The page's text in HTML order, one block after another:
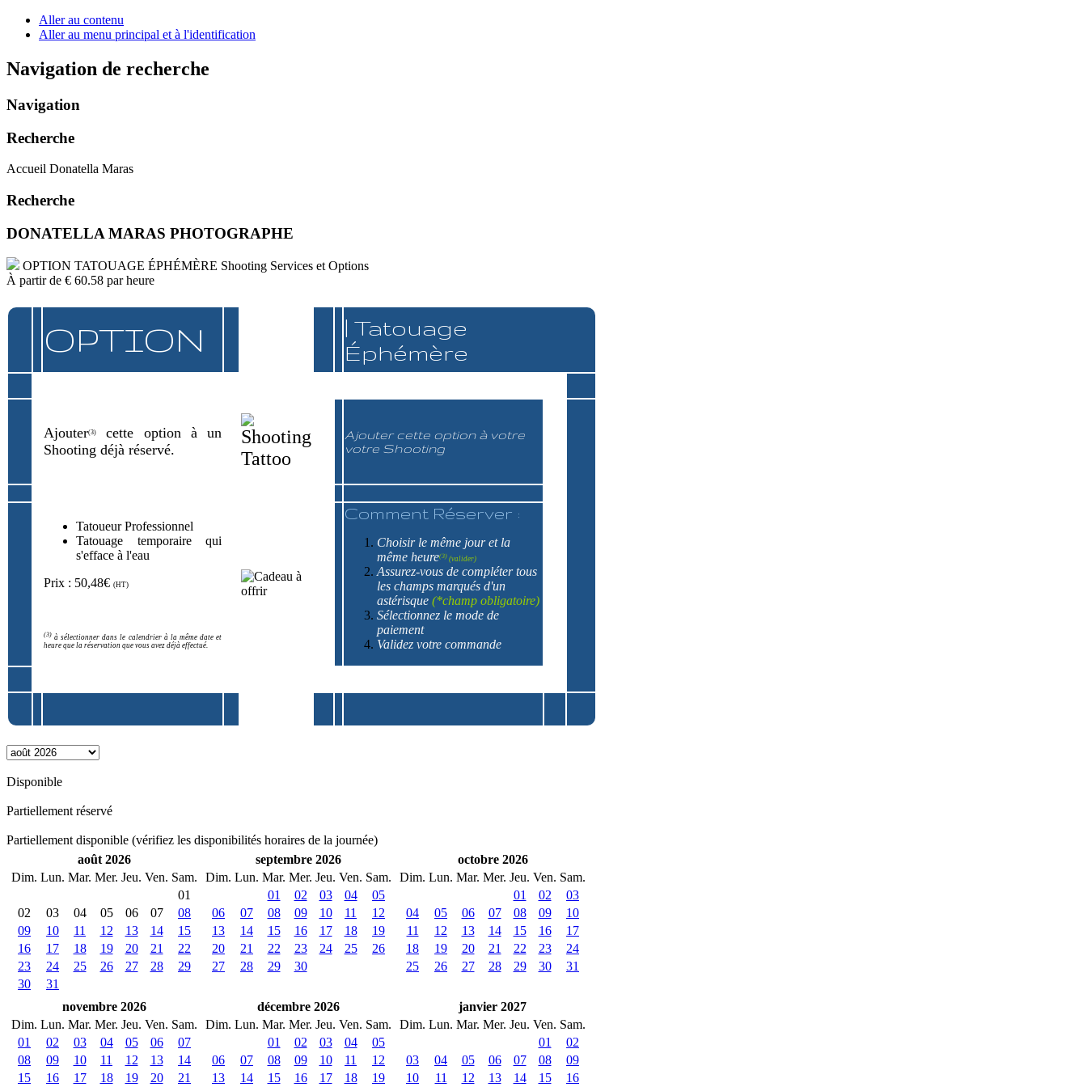
Aller au contenu
Aller au menu principal et à l'identification
Navigation de recherche
Navigation
Recherche
Accueil Donatella Maras
Recherche
DONATELLA MARAS PHOTOGRAPHE
OPTION TATOUAGE ÉPHÉMÈRE Shooting Services et Options
À partir de € 60.58 par heure
OPTION
| Tatouage
Éphémère
Ajouter(3)
cette option à un
Shooting déjà réservé.
Ajouter cette option à votre
votre Shooting
Tatoueur Professionnel
Tatouage temporaire qui
s'efface à l'eau
Prix : 50,48€ (HT)
(3) à sélectionner dans le calendrier à la même date et
heure que la réservation que vous avez déjà effectué.
Comment Réserver :
Choisir le même jour et la
même heure(3) (valider)
Assurez-vous de compléter tous
les champs marqués d'un
astérisque (*champ obligatoire)
Sélectionnez le mode de
paiement
Validez votre commande
Disponible
Partiellement réservé
Partiellement disponible (vérifiez les disponibilités horaires de la journée)
août 2026
Dim. Lun. Mar. Mer. Jeu. Ven. Sam.
01
02
03 04 05 06 07
08
09
10 11 12 13 14
15
16
17 18 19 20 21
22
23
24 25 26 27 28
29
30
31
septembre 2026
Dim. Lun. Mar. Mer. Jeu. Ven. Sam.
01
02 03 04
05
06
07 08 09 10 11
12
13
14 15 16 17 18
19
20
21 22 23 24 25
26
27
28 29 30
octobre 2026
Dim. Lun. Mar. Mer. Jeu. Ven. Sam.
01
02
03
04
05 06 07 08 09
10
11
12 13 14 15 16
17
18
19 20 21 22 23
24
25
26 27 28 29 30 31
novembre 2026
Dim. Lun. Mar. Mer. Jeu. Ven. Sam.
01
02 03 04 05 06
07
08
09 10 11 12 13
14
15
16 17 18 19 20 21
décembre 2026
Dim. Lun. Mar. Mer. Jeu. Ven. Sam.
01
02 03 04
05
06
07 08 09 10 11
12
13
14 15 16 17 18 19
janvier 2027
Dim. Lun. Mar. Mer. Jeu. Ven. Sam.
01
02
03
04 05 06 07 08
09
10
11 12 13 14 15 16